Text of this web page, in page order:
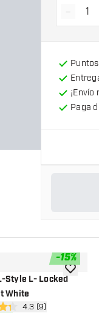
-
Paga
deseos
-15%
Style L- Locked
White
abrir panel de
de puntuación
4.3 (9)
añadir a